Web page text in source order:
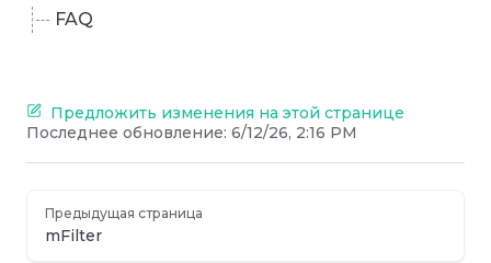
FAQ
Предложить изменения на этой странице
Последнее обновление: 6/12/26, 2:16 PM
Предыдущая страница
mFilter